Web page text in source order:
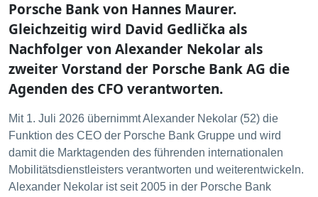
Porsche Bank von Hannes Maurer.
Gleichzeitig wird David Gedlička als
Nachfolger von Alexander Nekolar als
zweiter Vorstand der Porsche Bank AG die
Agenden des CFO verantworten.
Mit 1. Juli 2026 übernimmt Alexander Nekolar (52) die
Funktion des CEO der Porsche Bank Gruppe und wird
damit die Marktagenden des führenden internationalen
Mobilitätsdienstleisters verantworten und weiterentwickeln.
Alexander Nekolar ist seit 2005 in der Porsche Bank